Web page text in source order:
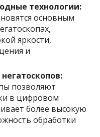
технологии:
основным
яркости,
и
позволяют
в цифровом
более высокую
обработки